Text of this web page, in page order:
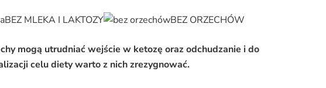
BEZ MLEKA I LAKTOZY BEZ ORZECHÓW
mogą utrudniać wejście w ketozę oraz odchudzanie i do
celu diety warto z nich zrezygnować.